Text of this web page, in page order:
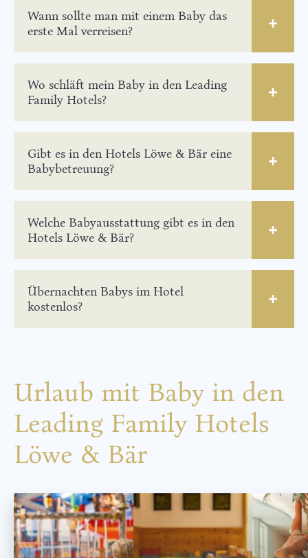
Wann sollte man mit einem Baby das
erste Mal verreisen?
Wo schläft mein Baby in den Leading
Family Hotels?
Gibt es in den Hotels Löwe & Bär eine
Babybetreuung?
Welche Babyausstattung gibt es in den
Hotels Löwe & Bär?
Übernachten Babys im Hotel
kostenlos?
Urlaub mit Baby in den
Leading Family Hotels
Löwe & Bär